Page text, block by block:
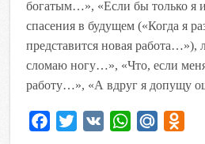
богатым…», «Если бы только я
спасения в будущем («Когда я
представится новая работа…»),
сломаю ногу…», «Что, если
работу…», «А вдруг я допущу
W